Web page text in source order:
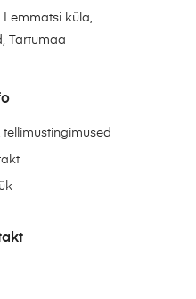
Lemmatsi küla,
Tartumaa